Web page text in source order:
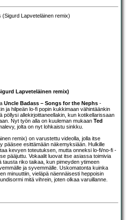
Lapveteläinen remix)
Uncle Badass – Songs for the Nephs -
ja hilpeän lo-fi popin kukkimaan vähintäänkin
pöllysi allekirjoittaneellakin, kun kotikellarissaan
Nyt työn alla on kuuleman mukaan Ted
jolta on nyt lohkaistu sinkku.
remix) on varustettu videolla, jolla itse
pääsee esittämään näkemyksiään. Hulkille
kevyen toteutuksen, mutta onneksi lo-fi/no-fi -
pääjuttu. Vokaalit luovat itse asiassa toimivia
riko taikaa, kun pimeyden ytimeen
ja syvemmälle. Uskomatonta kuinka
minuuttiin, vieläpä näennäisesti heppoisin
mitä vihrein, joten olkaa varuillanne.